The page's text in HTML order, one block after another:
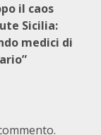
il caos
Sicilia:
medici di